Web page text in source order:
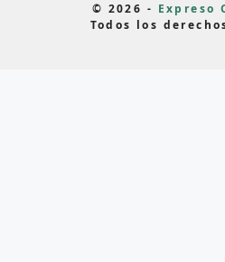
© 2026 - Expreso
Todos los